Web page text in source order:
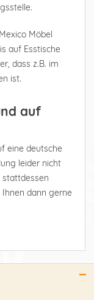
Möbel
auf Esstische
dass z.B. im
ist.
auf
eine deutsche
leider nicht
stattdessen
dann gerne